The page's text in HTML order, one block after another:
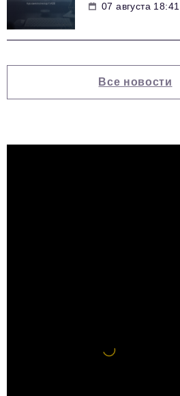
07 августа 18:41
Все новости